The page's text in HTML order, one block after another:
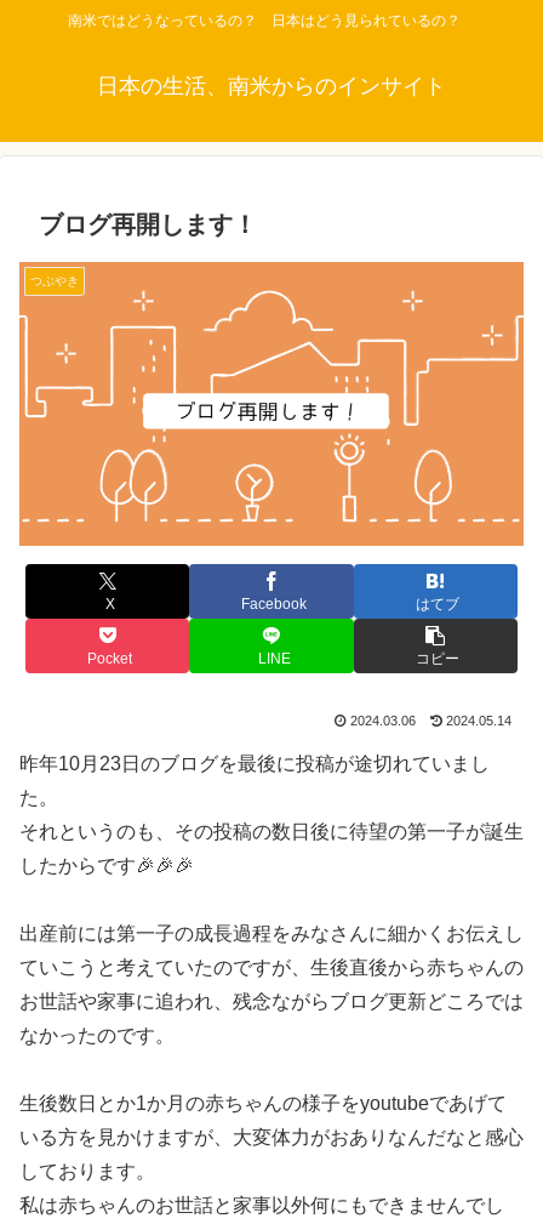
南米ではどうなっているの？ 日本はどう見られているの？
日本の生活、南米からのインサイト
ブログ再開します！
つぶやき
X Facebook はてブ
Pocket LINE コピー
2024.03.06 2024.05.14
昨年10月23日のブログを最後に投稿が途切れていまし
た。
それというのも、その投稿の数日後に待望の第一子が誕生
したからです🎉🎉🎉
出産前には第一子の成長過程をみなさんに細かくお伝えし
ていこうと考えていたのですが、生後直後から赤ちゃんの
お世話や家事に追われ、残念ながらブログ更新どころでは
なかったのです。
生後数日とか1か月の赤ちゃんの様子をyoutubeであげて
いる方を見かけますが、大変体力がおありなんだなと感心
しております。
私は赤ちゃんのお世話と家事以外何にもできませんでし